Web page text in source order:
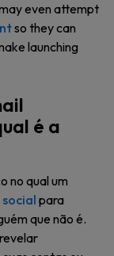
even attempt
so they can
launching
é a
no qual um
para
que não é.